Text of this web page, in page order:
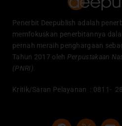
Penerbit Deepublish adalah
memfokuskan penerbitannya
pernah meraih penghargaan
Tahun 2017 oleh Perpustakaan
(PNRI).
Kritik/Saran Pelayanan : 0811-
F
Y